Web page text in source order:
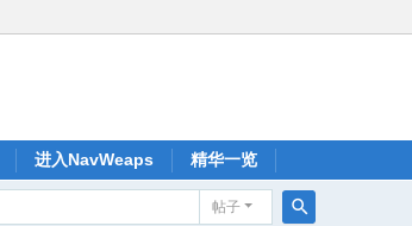
进入NavWeaps 精华一览
帖子